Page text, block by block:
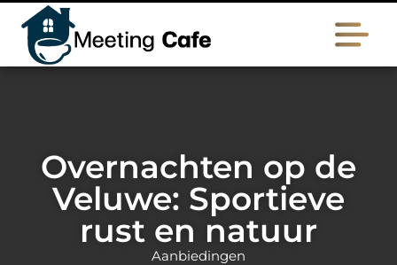
Overnachten op de
Veluwe: Sportieve
rust en natuur
Aanbiedingen